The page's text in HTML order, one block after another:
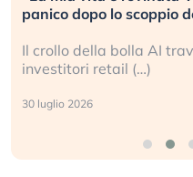
panico dopo lo scoppio
Il crollo della bolla AI
investitori retail (…)
30 luglio 2026